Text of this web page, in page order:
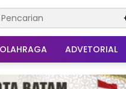
OLAHRAGA ADVETORIAL